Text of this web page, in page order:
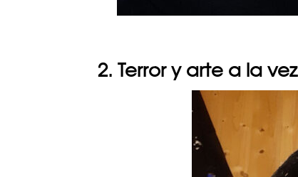
2. Terror y arte a la vez